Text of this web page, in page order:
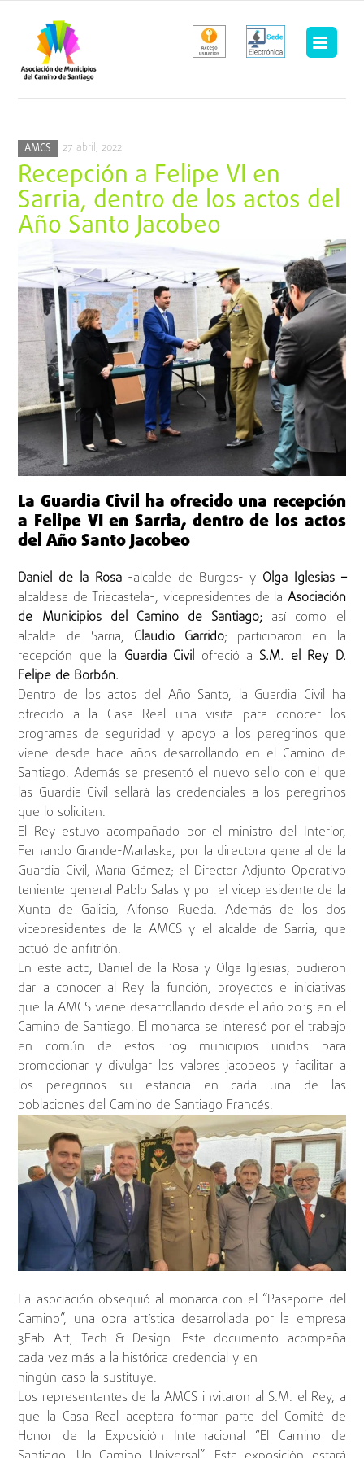
contenido
AMCS 27 abril, 2022
Recepción a Felipe VI en
Sarria, dentro de los actos del
Año Santo Jacobeo
La Guardia Civil ha ofrecido una recepción
a Felipe VI en Sarria, dentro de los actos
del Año Santo Jacobeo
Daniel de la Rosa -alcalde de Burgos- y Olga Iglesias –
alcaldesa de Triacastela-, vicepresidentes de la Asociación
de Municipios del Camino de Santiago; así como el
alcalde de Sarria, Claudio Garrido; participaron en la
recepción que la Guardia Civil ofreció a S.M. el Rey D.
Felipe de Borbón.
Dentro de los actos del Año Santo, la Guardia Civil ha
ofrecido a la Casa Real una visita para conocer los
programas de seguridad y apoyo a los peregrinos que
viene desde hace años desarrollando en el Camino de
Santiago. Además se presentó el nuevo sello con el que
las Guardia Civil sellará las credenciales a los peregrinos
que lo soliciten.
El Rey estuvo acompañado por el ministro del Interior,
Fernando Grande-Marlaska, por la directora general de la
Guardia Civil, María Gámez; el Director Adjunto Operativo
teniente general Pablo Salas y por el vicepresidente de la
Xunta de Galicia, Alfonso Rueda. Además de los dos
vicepresidentes de la AMCS y el alcalde de Sarria, que
actuó de anfitrión.
En este acto, Daniel de la Rosa y Olga Iglesias, pudieron
dar a conocer al Rey la función, proyectos e iniciativas
que la AMCS viene desarrollando desde el año 2015 en el
Camino de Santiago. El monarca se interesó por el trabajo
en común de estos 109 municipios unidos para
promocionar y divulgar los valores jacobeos y facilitar a
los peregrinos su estancia en cada una de las
poblaciones del Camino de Santiago Francés.
La asociación obsequió al monarca con el “Pasaporte del
Camino”, una obra artística desarrollada por la empresa
3Fab Art, Tech & Design. Este documento acompaña
cada vez más a la histórica credencial y en
ningún caso la sustituye.
Los representantes de la AMCS invitaron al S.M. el Rey, a
que la Casa Real aceptara formar parte del Comité de
Honor de la Exposición Internacional “El Camino de